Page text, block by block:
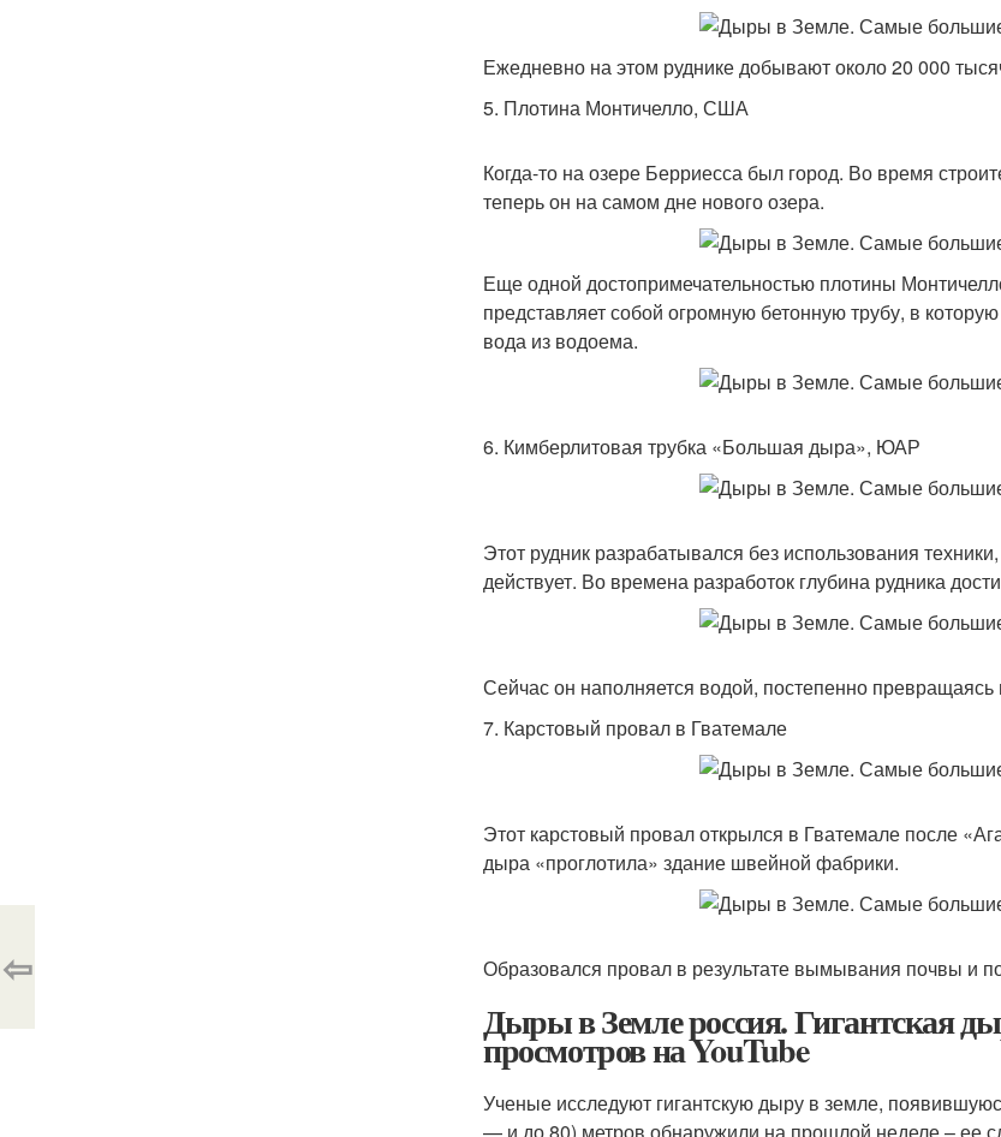
Ежедневно на этом руднике добывают около 20 000
5. Плотина Монтичелло, США
Когда-то на озере Берриесса был город. Во время
теперь он на самом дне нового озера.
Еще одной достопримечательностью плотины
представляет собой огромную бетонную трубу, в
вода из водоема.
6. Кимберлитовая трубка «Большая дыра», ЮАР
Этот рудник разрабатывался без использования
действует. Во времена разработок глубина рудника
Сейчас он наполняется водой, постепенно
7. Карстовый провал в Гватемале
Этот карстовый провал открылся в Гватемале после
дыра «проглотила» здание швейной фабрики.
Образовался провал в результате вымывания почвы и
Дыры в Земле россия. Гигантская
просмотров на YouTube
Ученые исследуют гигантскую дыру в земле,
⇦